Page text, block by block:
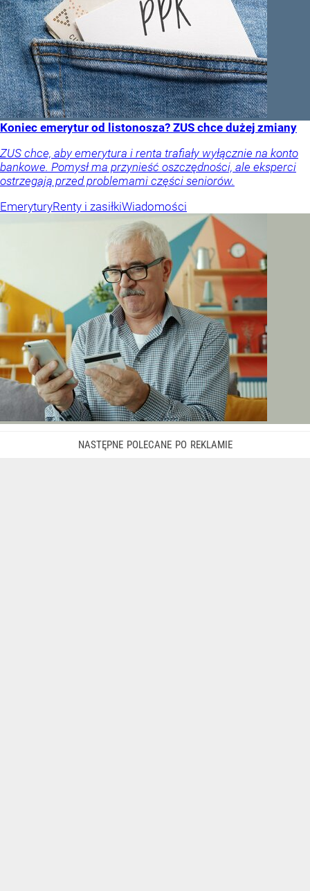
Koniec emerytur od listonosza? ZUS chce dużej zmiany
ZUS chce, aby emerytura i renta trafiały wyłącznie na konto
bankowe. Pomysł ma przynieść oszczędności, ale eksperci
ostrzegają przed problemami części seniorów.
EmeryturyRenty i zasiłkiWiadomości